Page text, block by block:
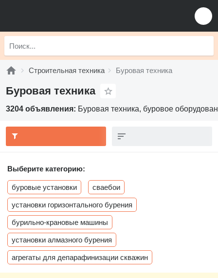
Строительная техника Буровая техника
Буровая техника
3204 объявления: Буровая техника, буровое
Выберите категорию:
буровые установки сваебои
установки горизонтального бурения
бурильно-крановые машины
установки алмазного бурения
агрегаты для депарафинизации скважин